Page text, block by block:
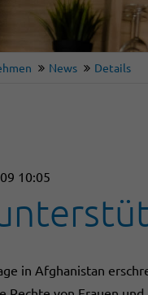
News Details
10:05
in Afghanistan